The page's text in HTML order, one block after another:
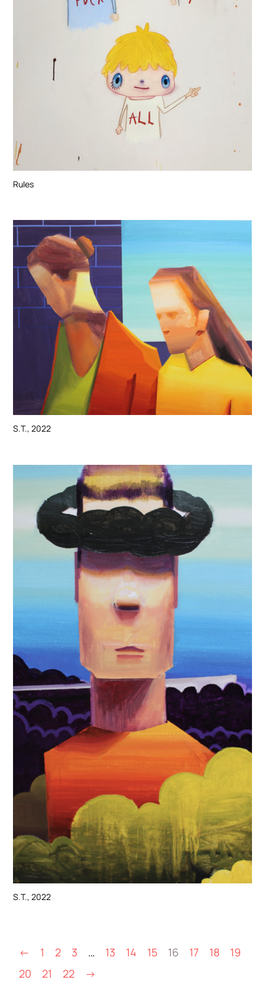
Rules
S.T., 2022
S.T., 2022
← 1 2 3 … 13 14 15 16 17 18
19
20
21 22 →